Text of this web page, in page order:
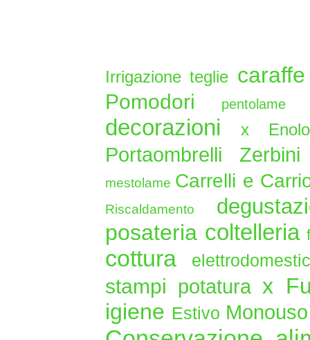
Irrigazioneteglie
Pomodori pentolame
decorazionix
Portaombrelli
mestolame Carrelli e
Riscaldamento
posateria coltelleria
cottura
stampi potatura x
igiene Estivo